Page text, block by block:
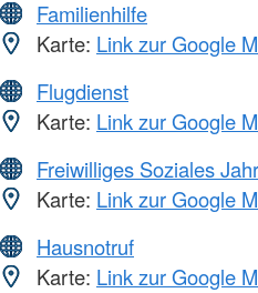
Familienhilfe
Karte: Link zur Google
Flugdienst
Karte: Link zur Google
Freiwilliges Soziales Jahr
Karte: Link zur Google
Hausnotruf
Karte: Link zur Google